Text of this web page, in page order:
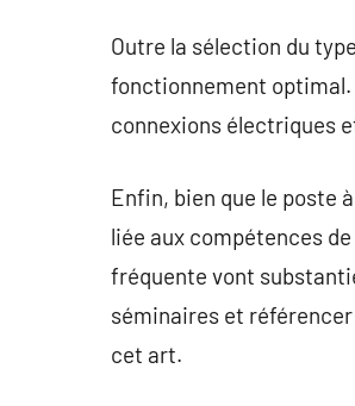
Outre la sélection du
fonctionnement optimal.
connexions électriques
Enfin, bien que le poste
liée aux compétences
fréquente vont
séminaires et
cet art.